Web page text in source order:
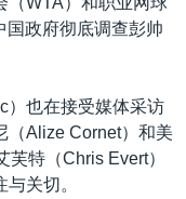
国政府彻底调查彭帅
）也在接受媒体采访
（Alize Cornet）和美
特（Chris Evert）
关切。